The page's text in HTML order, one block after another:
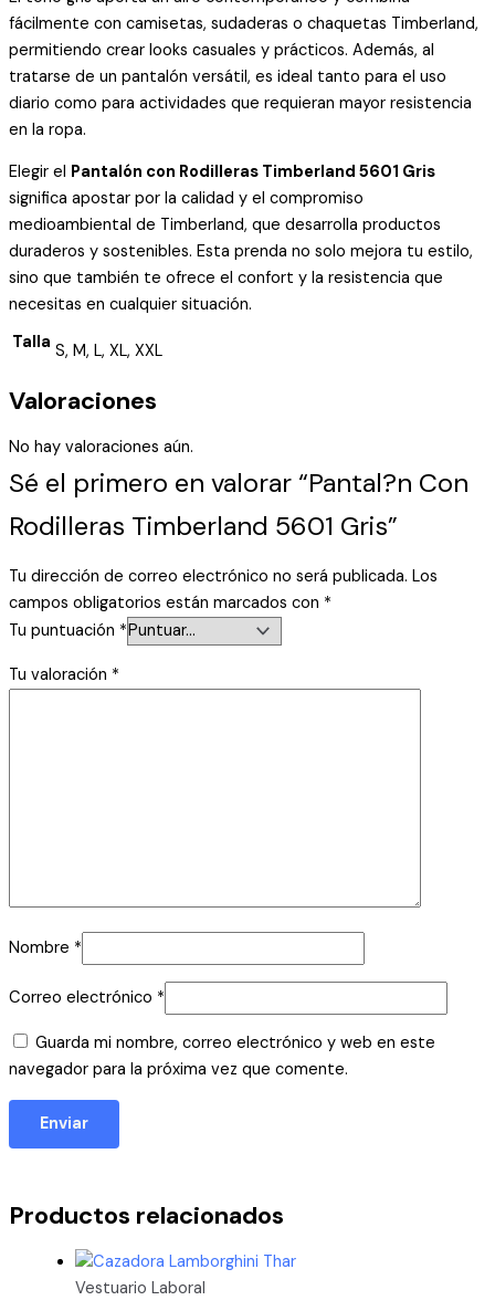
fácilmente con camisetas, sudaderas o chaquetas Timberland,
permitiendo crear looks casuales y prácticos. Además, al
tratarse de un pantalón versátil, es ideal tanto para el uso
diario como para actividades que requieran mayor resistencia
en la ropa.
Elegir el Pantalón con Rodilleras Timberland 5601 Gris
significa apostar por la calidad y el compromiso
medioambiental de Timberland, que desarrolla productos
duraderos y sostenibles. Esta prenda no solo mejora tu estilo,
sino que también te ofrece el confort y la resistencia que
necesitas en cualquier situación.
Talla S, M, L, XL, XXL
Valoraciones
No hay valoraciones aún.
Sé el primero en valorar “Pantal?n Con
Rodilleras Timberland 5601 Gris”
Tu dirección de correo electrónico no será publicada. Los
campos obligatorios están marcados con *
Tu puntuación *
Tu valoración *
Nombre *
Correo electrónico *
Guarda mi nombre, correo electrónico y web en este
navegador para la próxima vez que comente.
Productos relacionados
Vestuario Laboral